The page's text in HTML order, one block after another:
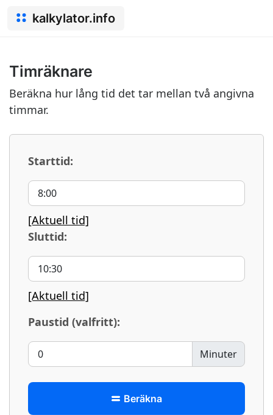
kalkylator.info
Timräknare
Beräkna hur lång tid det tar mellan två angivna
timmar.
Starttid:
[Aktuell tid]
Sluttid:
[Aktuell tid]
Paustid (valfritt):
Minuter
Beräkna